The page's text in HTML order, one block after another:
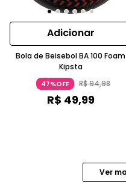
Adicionar
Bola de Beisebol BA 100 Foam
Kipsta
47%OFF R$94,98
R$ 49,99